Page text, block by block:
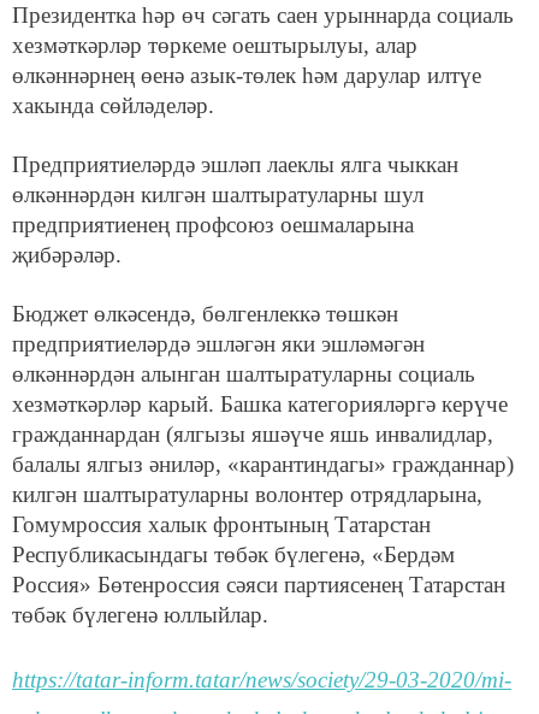
Президентка һәр өч сәгать саен урыннарда социаль
хезмәткәрләр төркеме оештырылуы, алар
өлкәннәрнең өенә азык-төлек һәм дарулар илтүе
хакында сөйләделәр.
Предприятиеләрдә эшләп лаеклы ялга чыккан
өлкәннәрдән килгән шалтыратуларны шул
предприятиенең профсоюз оешмаларына
җибәрәләр.
Бюджет өлкәсендә, бөлгенлеккә төшкән
предприятиеләрдә эшләгән яки эшләмәгән
өлкәннәрдән алынган шалтыратуларны социаль
хезмәткәрләр карый. Башка категорияләргә керүче
гражданнардан (ялгызы яшәүче яшь инвалидлар,
балалы ялгыз әниләр, «карантиндагы» гражданнар)
килгән шалтыратуларны волонтер отрядларына,
Гомумроссия халык фронтының Татарстан
Республикасындагы төбәк бүлегенә, «Бердәм
Россия» Бөтенроссия сәяси партиясенең Татарстан
төбәк бүлегенә юллыйлар.
https://tatar-inform.tatar/news/society/29-03-2020/mi-